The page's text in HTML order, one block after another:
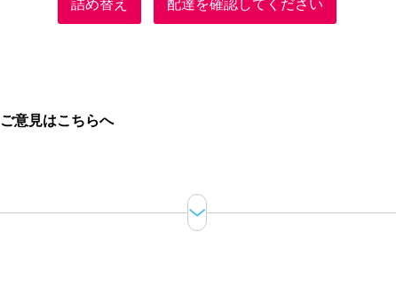
詰め替え 配達を確認してください
ご意見はこちらへ